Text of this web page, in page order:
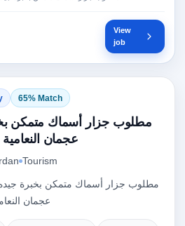
View
job
65% Match
مطلوب جزار أسماك متمكن
عجمان
Tourism
عجمان